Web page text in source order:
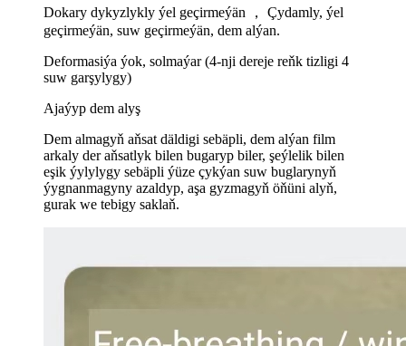
Dokary dykyzlykly ýel geçirmeýän ， Çydamly, ýel
geçirmeýän, suw geçirmeýän, dem alýan.
Deformasiýa ýok, solmaýar (4-nji dereje reňk tizligi 4
suw garşylygy)
Ajaýyp dem alyş
Dem almagyň aňsat däldigi sebäpli, dem alýan film
arkaly der aňsatlyk bilen bugaryp biler, şeýlelik bilen
eşik ýylylygy sebäpli ýüze çykýan suw buglarynyň
ýygnanmagyny azaldyp, aşa gyzmagyň öňüni alyň,
gurak we tebigy saklaň.